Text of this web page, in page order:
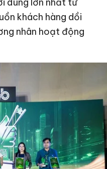
khách hàng dồi
nhân hoạt động